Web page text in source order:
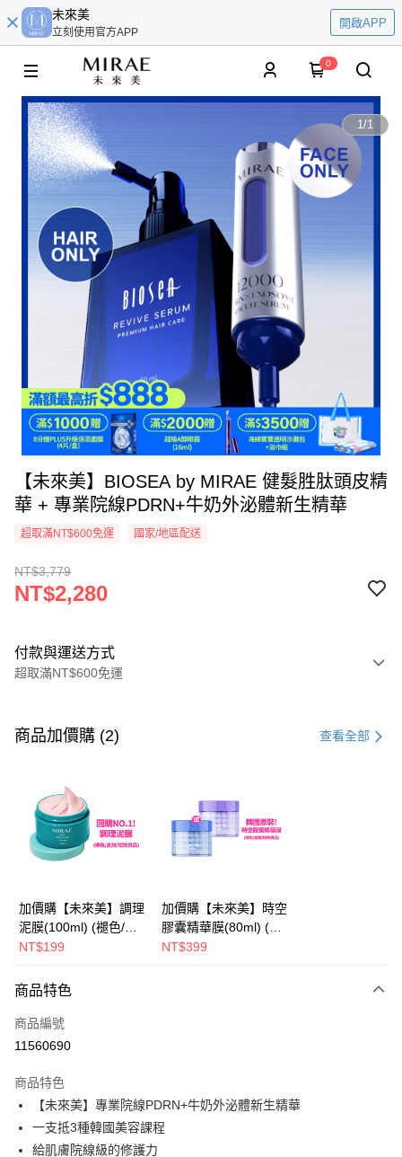
未來美
立刻使用官方APP
開啟APP
0
1/1
【未來美】BIOSEA by MIRAE 健髮胜肽頭皮精
華 + 專業院線PDRN+牛奶外泌體新生精華
超取滿NT$600免運 國家/地區配送
NT$3,779
NT$2,280
付款與運送方式
超取滿NT$600免運
信用卡一次付款
LINE Pay
Apple Pay
街口支付
悠遊付
AFTEE先享後付
相關說明
AFTEE先享後付是「在收到商品之後才付款」的支付方式。 讓您購物簡單
１．簡單：不需註冊會員、不需綁卡、不需儲值。
２．便利：只要手機號碼，簡訊認證，即可結帳。
【「AFTEE先享後付」結帳流程】
１．於結帳方式選擇「AFTEE先享後付」後，將跳轉至「AFTEE先享後付」
結帳頁面，進行簡訊認證並確認金額後，即可完成結帳。
２．訂單成立數日內，您將收到繳費通知簡訊。
３．收到繳費通知簡訊後14天內，點擊此簡訊中的連結，可透過四大超商／
ATM付款
運送方式
每筆NT$100，滿NT$600(含以上)免運費
付款後全家取貨
每筆NT$100，滿NT$600(含以上)免運費
商品加價購 (2) 查看全部
加價購【未來美】調理
泥膜(100ml) (褪色/盒
損/短效良品)
NT$199
加價購【未來美】時空
膠囊精華膜(80ml) (褪
色/盒損/短效良品)
NT$399
商品特色
商品編號
11560690
商品特色
【未來美】專業院線PDRN+牛奶外泌體新生精華
一支抵3種韓國美容課程
給肌膚院線級的修護力